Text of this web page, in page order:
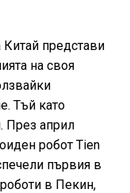
представи
на своя
Тъй като
През април
робот Tien
първия в
в Пекин,